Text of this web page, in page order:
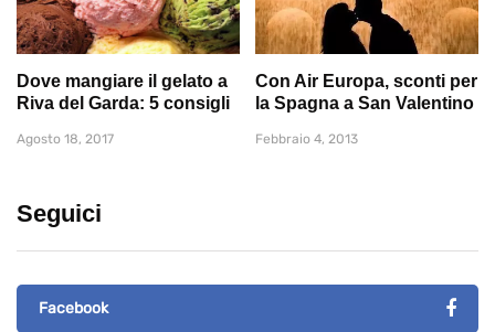
Dove mangiare il gelato a
Riva del Garda: 5 consigli
Agosto 18, 2017
Con Air Europa, sconti per
la Spagna a San Valentino
Febbraio 4, 2013
Seguici
Facebook